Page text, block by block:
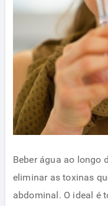
Beber água ao longo
eliminar as toxinas
abdominal. O ideal é